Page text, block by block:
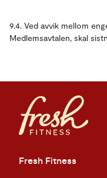
9.4. Ved avvik mellom
Medlemsavtalen, skal
Fresh Fitness